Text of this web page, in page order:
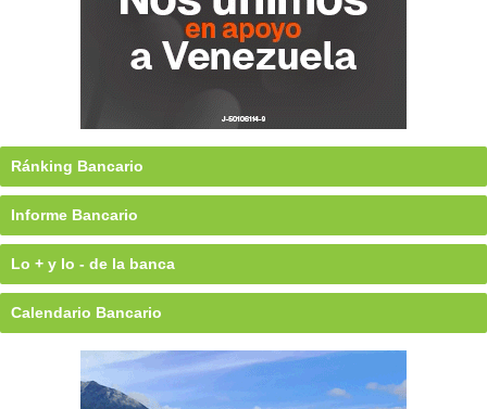
Ránking Bancario
Informe Bancario
Lo + y lo - de la banca
Calendario Bancario